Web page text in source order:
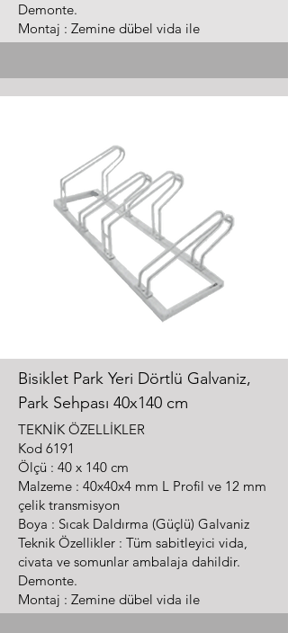
Demonte.
Montaj : Zemine dübel vida ile
Bisiklet Park Yeri Dörtlü Galvaniz,
Park Sehpası 40x140 cm
TEKNİK ÖZELLİKLER
Kod 6191
Ölçü : 40 x 140 cm
Malzeme : 40x40x4 mm L Profil ve 12 mm
çelik transmisyon
Boya : Sıcak Daldırma (Güçlü) Galvaniz
Teknik Özellikler : Tüm sabitleyici vida,
civata ve somunlar ambalaja dahildir.
Demonte.
Montaj : Zemine dübel vida ile